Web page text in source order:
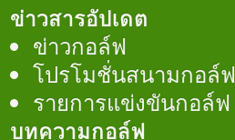
ข่าวสารอัปเดต
ข่าวกอล์ฟ
โปรโมชั่นสนามกอล์ฟ
รายการแข่งขันกอล์ฟ
บทความกอล์ฟ